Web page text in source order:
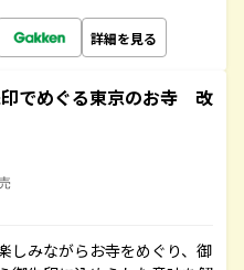
詳細を見る
でめぐる東京のお寺 改
しみながらお寺をめぐり、御